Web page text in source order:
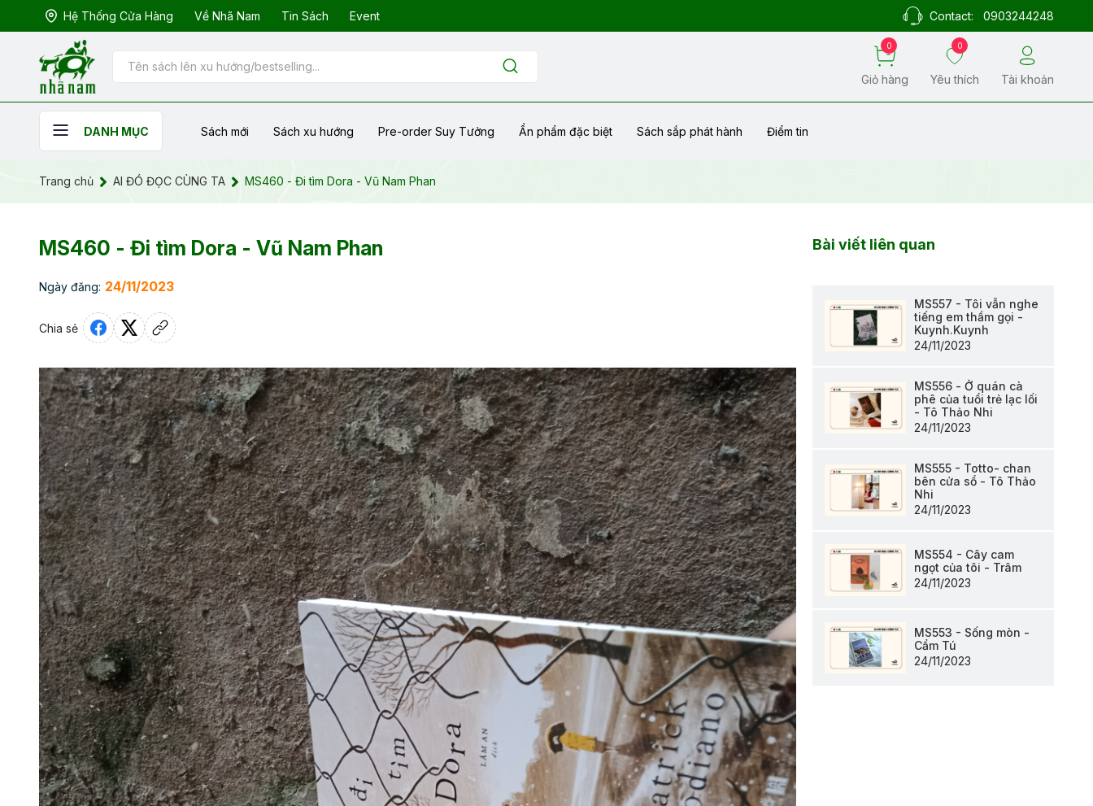
Hệ Thống Cửa Hàng Về Nhã Nam Tin Sách Event Contact: 0903244248
0
Giỏ hàng
0
Yêu thích Tài khoản
DANH MỤC Sách mới Sách xu hướng Pre-order Suy Tưởng Ẩn phẩm đặc biệt Sách sắp phát hành Điểm tin
Trang chủ AI ĐÓ ĐỌC CÙNG TA MS460 - Đi tìm Dora - Vũ Nam Phan
MS460 - Đi tìm Dora - Vũ Nam Phan
Ngày đăng: 24/11/2023
Chia sẻ
Bài viết liên quan
MS557 - Tôi vẫn nghe
tiếng em thầm gọi -
Kuynh.Kuynh
24/11/2023
MS556 - Ở quán cà
phê của tuổi trẻ lạc lối
- Tô Thảo Nhi
24/11/2023
MS555 - Totto- chan
bên cửa sổ - Tô Thảo
Nhi
24/11/2023
MS554 - Cây cam
ngọt của tôi - Trâm
24/11/2023
MS553 - Sống mòn -
Cẩm Tú
24/11/2023